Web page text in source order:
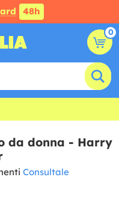
48h
0
da donna - Harry
Consultale